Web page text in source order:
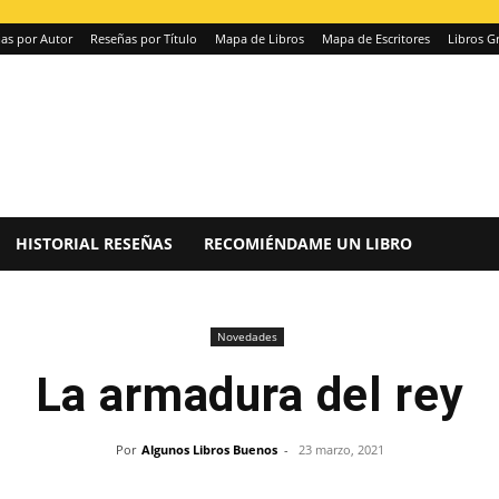
por Autor Reseñas por Título Mapa de Libros Mapa de Escritores Libros
HISTORIAL RESEÑAS RECOMIÉNDAME UN LIBRO
Novedades
La armadura del rey
Por Algunos Libros Buenos - 23 marzo, 2021